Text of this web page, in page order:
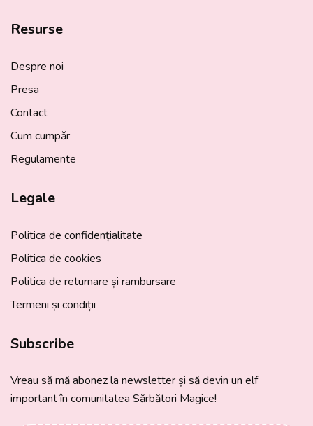
Resurse
Despre noi
Presa
Contact
Cum cumpăr
Regulamente
Legale
Politica de confidențialitate
Politica de cookies
Politica de returnare și rambursare
Termeni și condiții
Subscribe
Vreau să mă abonez la newsletter și să devin un elf
important în comunitatea Sărbători Magice!